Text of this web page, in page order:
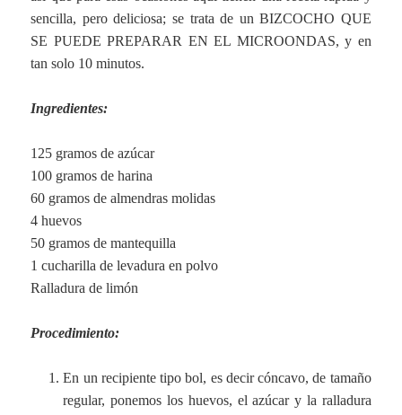
sencilla, pero deliciosa; se trata de un BIZCOCHO QUE
SE PUEDE PREPARAR EN EL MICROONDAS, y en
tan solo 10 minutos.
Ingredientes:
125 gramos de azúcar
100 gramos de harina
60 gramos de almendras molidas
4 huevos
50 gramos de mantequilla
1 cucharilla de levadura en polvo
Ralladura de limón
Procedimiento:
En un recipiente tipo bol, es decir cóncavo, de tamaño
regular, ponemos los huevos, el azúcar y la ralladura